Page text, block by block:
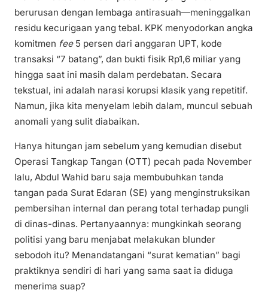
berurusan dengan lembaga antirasuah—meninggalkan
residu kecurigaan yang tebal. KPK menyodorkan angka
komitmen fee5 persen dari anggaran UPT, kode
transaksi “7 batang”, dan bukti fisik Rp1,6 miliar yang
hingga saat ini masih dalam perdebatan. Secara
tekstual, ini adalah narasi korupsi klasik yang repetitif.
Namun, jika kita menyelam lebih dalam, muncul sebuah
anomali yang sulit diabaikan.
Hanya hitungan jam sebelum yang kemudian disebut
Operasi Tangkap Tangan (OTT) pecah pada November
lalu, Abdul Wahid baru saja membubuhkan tanda
tangan pada Surat Edaran (SE) yang menginstruksikan
pembersihan internal dan perang total terhadap pungli
di dinas-dinas. Pertanyaannya: mungkinkah seorang
politisi yang baru menjabat melakukan blunder
sebodoh itu? Menandatangani “surat kematian” bagi
praktiknya sendiri di hari yang sama saat ia diduga
menerima suap?